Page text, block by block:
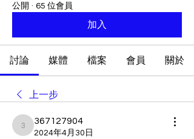
公開 · 65 位會員
加入
討論 媒體 檔案 會員 關於
上一步
367127904
367127904
2024年4月30日